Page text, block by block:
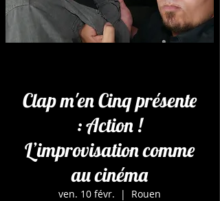
Clap m'en Cinq présente
: Action !
L’improvisation comme
au cinéma
ven. 10 févr.
  |
Rouen